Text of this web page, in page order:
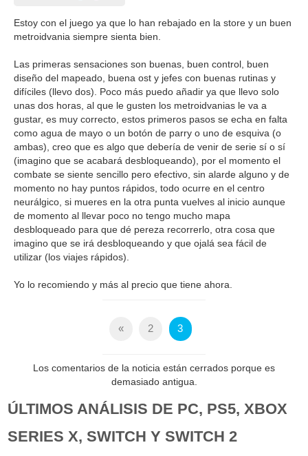
Estoy con el juego ya que lo han rebajado en la store y un buen
metroidvania siempre sienta bien.
Las primeras sensaciones son buenas, buen control, buen
diseño del mapeado, buena ost y jefes con buenas rutinas y
difíciles (llevo dos). Poco más puedo añadir ya que llevo solo
unas dos horas, al que le gusten los metroidvanias le va a
gustar, es muy correcto, estos primeros pasos se echa en falta
como agua de mayo o un botón de parry o uno de esquiva (o
ambas), creo que es algo que debería de venir de serie sí o sí
(imagino que se acabará desbloqueando), por el momento el
combate se siente sencillo pero efectivo, sin alarde alguno y de
momento no hay puntos rápidos, todo ocurre en el centro
neurálgico, si mueres en la otra punta vuelves al inicio aunque
de momento al llevar poco no tengo mucho mapa
desbloqueado para que dé pereza recorrerlo, otra cosa que
imagino que se irá desbloqueando y que ojalá sea fácil de
utilizar (los viajes rápidos).
Yo lo recomiendo y más al precio que tiene ahora.
« 2 3
Los comentarios de la noticia están cerrados porque es
demasiado antigua.
ÚLTIMOS ANÁLISIS DE PC, PS5, XBOX
SERIES X, SWITCH Y SWITCH 2